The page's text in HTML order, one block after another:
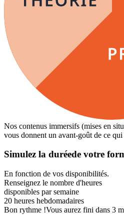
Nos contenus immersifs (mises en
vous donnent un avant-goût de ce
Simulez la duréede votre
En fonction de vos disponibilités.
Renseignez le nombre d'heures
disponibles par semaine
20 heures hebdomadaires
Bon rythme !Vous aurez fini dans 3